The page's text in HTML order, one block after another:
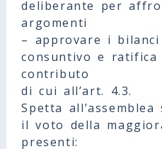
deliberante per
argomenti
– approvare i
consuntivo e ratifica
contributo
di cui all’art. 4.3.
Spetta
il voto della
presenti: